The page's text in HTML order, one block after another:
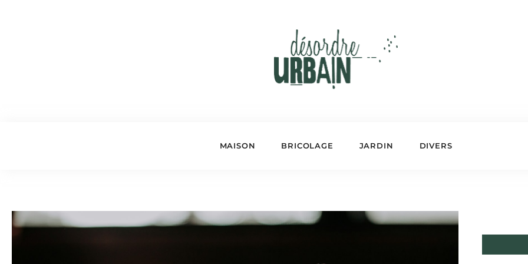
MAISON BRICOLAGE JARDIN DIVERS